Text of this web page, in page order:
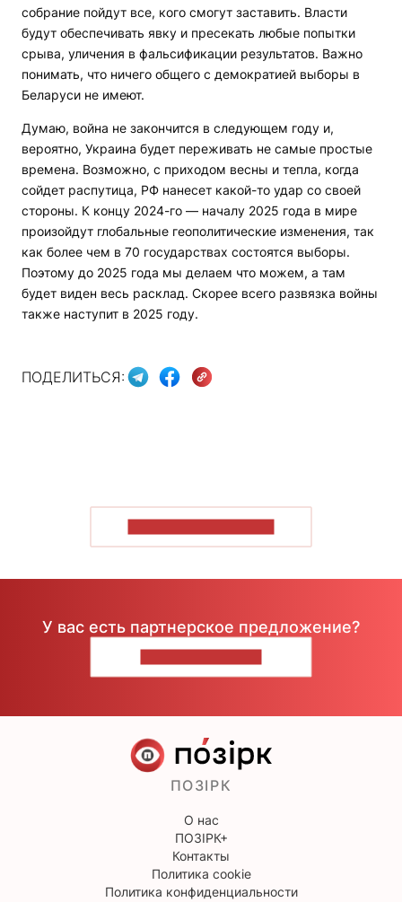
собрание пойдут все, кого смогут заставить. Власти
будут обеспечивать явку и пресекать любые попытки
срыва, уличения в фальсификации результатов. Важно
понимать, что ничего общего с демократией выборы в
Беларуси не имеют.
Думаю, война не закончится в следующем году и,
вероятно, Украина будет переживать не самые простые
времена. Возможно, с приходом весны и тепла, когда
сойдет распутица, РФ нанесет какой-то удар со своей
стороны. К концу 2024-го — началу 2025 года в мире
произойдут глобальные геополитические изменения, так
как более чем в 70 государствах состоятся выборы.
Поэтому до 2025 года мы делаем что можем, а там
будет виден весь расклад. Скорее всего развязка войны
также наступит в 2025 году.
ПОДЕЛИТЬСЯ:
У вас есть партнерское предложение?
ПОЗІРК
О нас
ПОЗІРК+
Контакты
Политика cookie
Политика конфиденциальности